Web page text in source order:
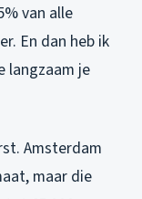
van alle
En dan heb ik
langzaam je
Amsterdam
maar die